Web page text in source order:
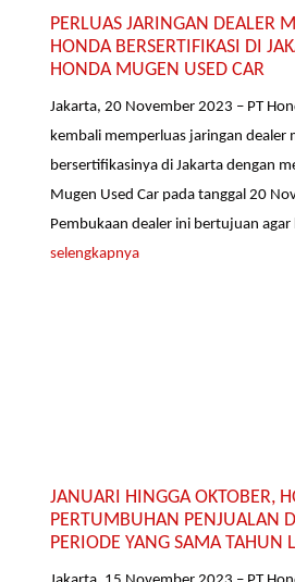
PERLUAS JARINGAN DEALER
HONDA BERSERTIFIKASI DI
HONDA MUGEN USED CAR
Jakarta, 20 November 2023 – PT
kembali memperluas jaringan dealer
bersertifikasinya di Jakarta dengan
Mugen Used Car pada tanggal 20
Pembukaan dealer ini bertujuan
selengkapnya
JANUARI HINGGA OKTOBER,
PERTUMBUHAN PENJUALAN
PERIODE YANG SAMA TAHUN